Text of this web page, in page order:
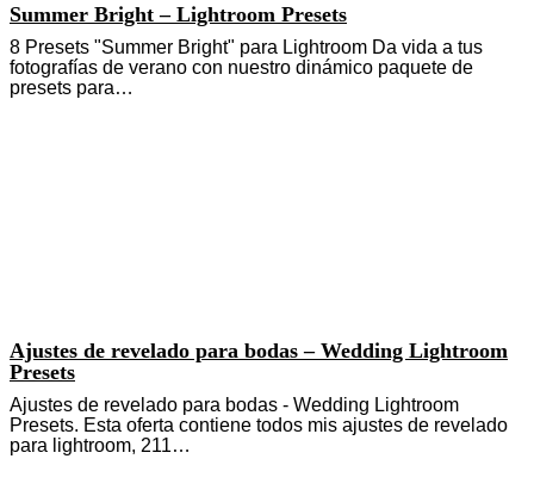
Summer Bright – Lightroom Presets
8 Presets "Summer Bright" para Lightroom Da vida a tus
fotografías de verano con nuestro dinámico paquete de
presets para…
Ajustes de revelado para bodas – Wedding Lightroom
Presets
Ajustes de revelado para bodas - Wedding Lightroom
Presets. Esta oferta contiene todos mis ajustes de revelado
para lightroom, 211…